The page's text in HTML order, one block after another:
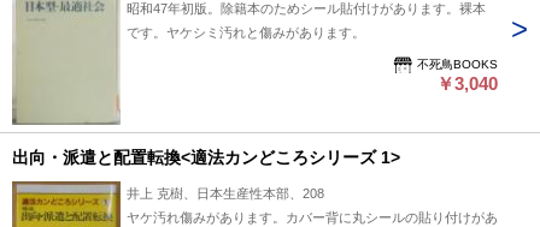
昭和47年初版。除籍本のためシール貼付けがあります。裸本
です。ヤケシミ汚れと傷みがあります。
不死鳥BOOKS
￥3,040
出向・派遣と配置転換<適法カンどころシリーズ 1>
井上 克樹、日本生産性本部、208
ヤケ汚れ傷みがあります。カバー背に丸シールの貼り付けがあ